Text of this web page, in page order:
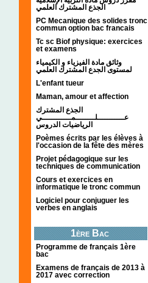
الجذع المشترك العلمي
PC Mecanique des solides tronc
commun option bac francais
Tc sc Biof physique: exercices
et examens
وثائق مادة الفيزياء و الكيمياء
L'enfant tueur
Maman, amour et affection
الجذع المشترك
عـــــــــــلــــــــمــــــــــــي
الرياضيات الدروس
Poèmes écrits par les élèves à
l'occasion de la fête des mères
Projet pédagogique sur les
techniques de communication
Cours et exercices en
informatique le tronc commun
Logiciel pour conjuguer les
verbes en anglais
1ère Bac
Programme de français 1ère
bac
Examens de français de 2013 à
2017 avec correction